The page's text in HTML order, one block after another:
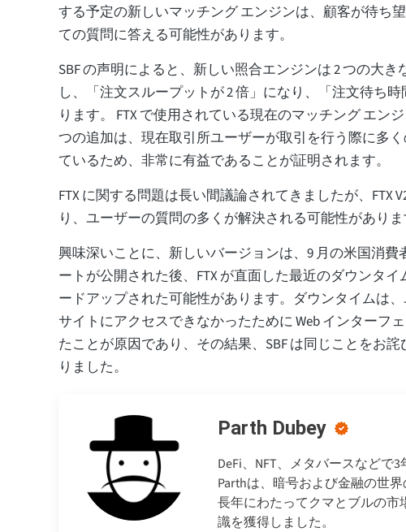
する予定の新しいマッチング エンジンは、顧客が待ち
ての質問に答える可能性があります。
SBF の声明によると、新しい照合エンジンは 2 つの大き
し、「注文スループットが 2 倍」になり、「注文待ち
ります。 FTX で使用されている現在のマッチング エン
つの追加は、現在取引所ユーザーが取引を行う際に多
ているため、非常に有益であることが証明されます。
FTX に関する問題は長い間議論されてきましたが、FTX
り、ユーザーの質問の多くが解決される可能性がありま
興味深いことに、新しいバージョンは、9 月の米国消費
ートが公開された後、FTX が直面した最近のダウンタ
ードアップされた可能性があります。ダウンタイムは、
サイトにアクセスできなかったために Web インターフ
たことが原因であり、その結果、SBF は同じことをお
りました。
Parth Dubey
DeFi、NFT、メタバースなどで
Parthは、暗号および金融の世
長年にわたってクマとブルの
識を獲得しました。